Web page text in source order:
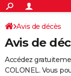
ACTUALITÉS
Politique
Société
Faits Divers
Education
Monde
Villes
+
SPORT
Coupe du monde
Football
Tennis
Cyclisme
Rugby
Forum
Programme TV
TNT
Streaming
Cinéma
Sorties cinéma
Musique
+
FINANCE
Avis de décès
Avis de
Accédez
COLONEL. Vous